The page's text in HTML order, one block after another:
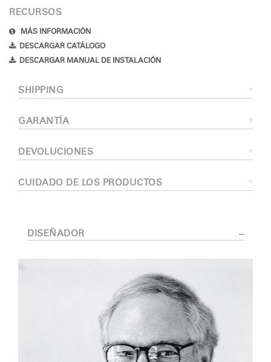
RECURSOS
MÁS INFORMACIÓN
DESCARGAR CATÁLOGO
DESCARGAR MANUAL DE INSTALACIÓN
SHIPPING
GARANTÍA
DEVOLUCIONES
CUIDADO DE LOS PRODUCTOS
DISEÑADOR